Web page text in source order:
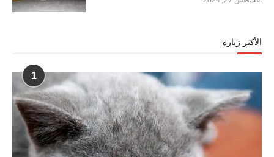
الأكثر زيارة
1